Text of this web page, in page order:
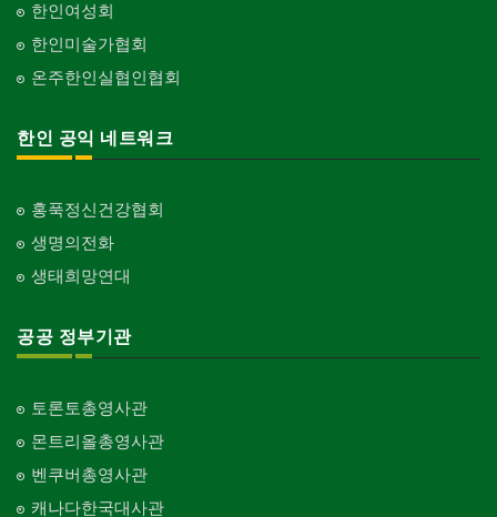
한인여성회
한인미술가협회
온주한인실협인협회
한인 공익 네트워크
홍푹정신건강협회
생명의전화
생태희망연대
공공 정부기관
토론토총영사관
몬트리올총영사관
벤쿠버총영사관
캐나다한국대사관